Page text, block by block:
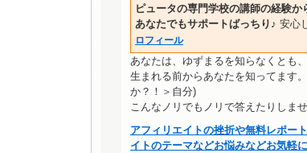
ピュータの専門学校の講師の経験か
あなたでもサポートばっちり♪ 安心
ロフィール
あなたは、ゆずまるを知らなくとも、
生まれる前からあなたを知ってます
か？！＞自分)
こんなノリでもノリで答えたりしませ
アフィリエイトの挫折や無料レポー
イトのテーマなどお悩みなどお気軽